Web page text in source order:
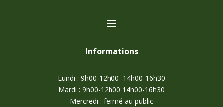
Informations
Lundi : 9h00-12h00 14h00-16h30
Mardi : 9h00-12h00 14h00-16h30
Mercredi : fermé au public